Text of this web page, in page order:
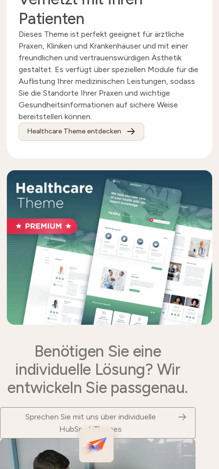
Patienten
Dieses Theme ist perfekt geeignet für ärztliche
Praxen, Kliniken und Krankenhäuser und mit einer
freundlichen und vertrauenswürdigen Ästhetik
gestaltet. Es verfügt über speziellen Module für die
Auflistung Ihrer medizinischen Leistungen, sodass
Sie die Standorte Ihrer Praxen und wichtige
Gesundheitsinformationen auf sichere Weise
bereitstellen können.
Healthcare Theme entdecken
Benötigen Sie eine
individuelle Lösung? Wir
entwickeln Sie passgenau.
Sprechen Sie mit uns über individuelle
HubSpot Themes